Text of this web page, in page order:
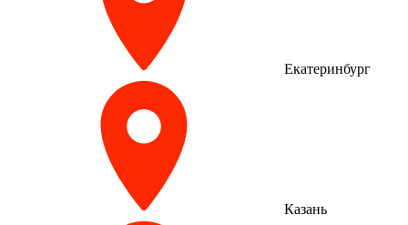
Екатеринбург
Казань